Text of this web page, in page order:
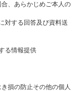
、あらかじめご本人の
対する回答及び資料送
る情報提供
損の防止その他の個人